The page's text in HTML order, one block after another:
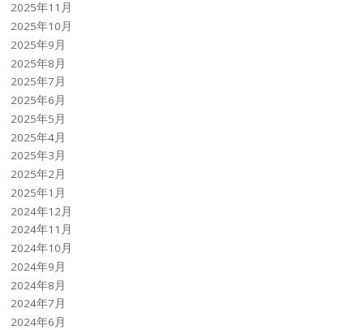
2025年11月
2025年10月
2025年9月
2025年8月
2025年7月
2025年6月
2025年5月
2025年4月
2025年3月
2025年2月
2025年1月
2024年12月
2024年11月
2024年10月
2024年9月
2024年8月
2024年7月
2024年6月